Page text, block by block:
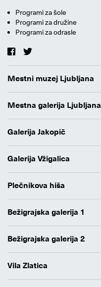
Programi za šole
Programi za družine
Programi za odrasle
Mestni muzej Ljubljana
Mestna galerija Ljubljana
Galerija Jakopič
Galerija Vžigalica
Plečnikova hiša
Bežigrajska galerija 1
Bežigrajska galerija 2
Vila Zlatica